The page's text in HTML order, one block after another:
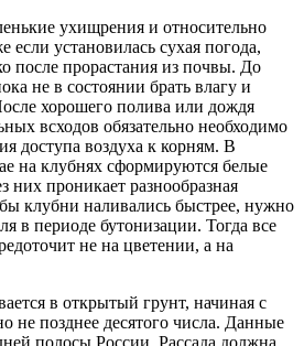
ухищрения и относительно
если установилась сухая погода,
после прорастания из почвы. До
не в состоянии брать влагу и
хорошего полива или дождя
всходов обязательно необходимо
доступа воздуха к корням. В
на клубнях сформируются белые
них проникает разнообразная
клубни наливались быстрее, нужно
в периоде бутонизации. Тогда все
не на цветении, а на
в открытый грунт, начиная с
не позднее десятого числа. Данные
полосы России. Рассада должна